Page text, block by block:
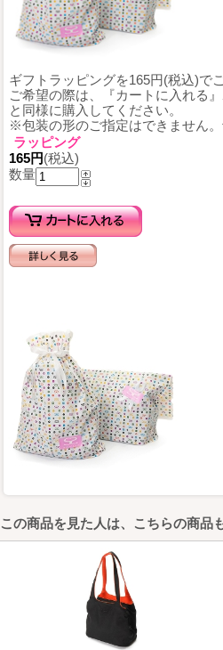
ギフトラッピングを165円(税込)で
ご希望の際は、『カートに入れる
と同様に購入してください。
※包装の形のご指定はできません。
ラッピング
165円(税込)
数量
この商品を見た人は、こちらの商品